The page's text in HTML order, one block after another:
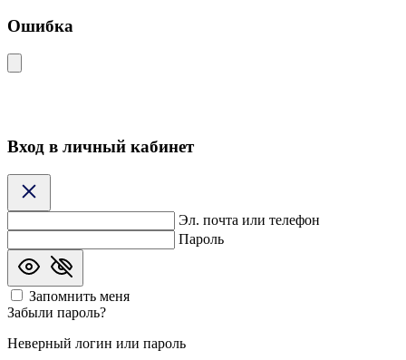
Ошибка
Вход в личный кабинет
Эл. почта или телефон
Пароль
Запомнить меня
Забыли пароль?
Неверный логин или пароль